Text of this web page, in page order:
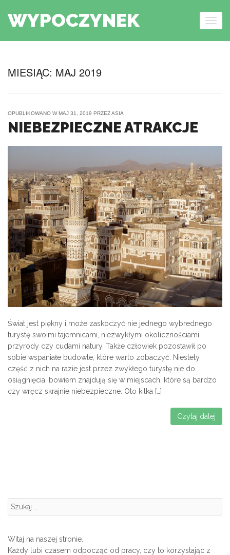
WYPOCZYNEK
MIESIĄC: MAJ 2019
OPUBLIKOWANO WMAJ 31, 2019 PRZEZASIA
NIEBEZPIECZNE ATRAKCJE
Świat jest piękny i może zaskoczyć nie jednego wybrednego
turystę swoimi tajemnicami, niezwykłymi okolicznościami
przyrody czy cudami natury. Także człowiek pozostawił po
sobie wspaniałe budowle, które warto zobaczyć. Niestety,
część z nich na razie jest przez zwykłego turystę nie do
osiągnięcia, bowiem znajdują się w miejscach, które są bardzo
czy wręcz skrajnie niebezpieczne. Oto kilka […]
Czytaj dalej
Szukanie:
Witaj na naszej stronie.
Każdy lubi czasem odpocząć od pracy, czy to korzystając z